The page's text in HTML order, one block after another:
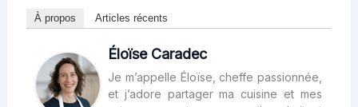
À propos Articles récents
Éloïse Caradec
Je m’appelle Éloïse, cheffe passionnée,
et j’adore partager ma cuisine et mes